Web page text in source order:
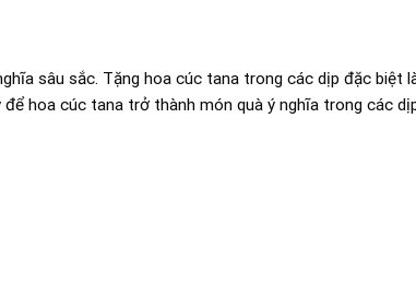
sâu sắc. Tặng hoa cúc tana trong các dịp đặc biệt
hoa cúc tana trở thành món quà ý nghĩa trong các